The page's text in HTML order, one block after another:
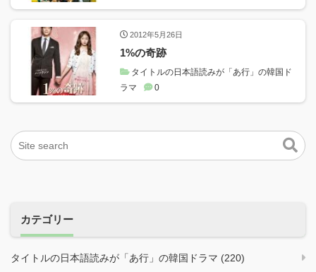
2012年5月26日
1%の奇跡
タイトルの日本語読みが「あ行」の韓国ド
ラマ
0
カテゴリー
タイトルの日本語読みが「あ行」の韓国ドラマ (220)